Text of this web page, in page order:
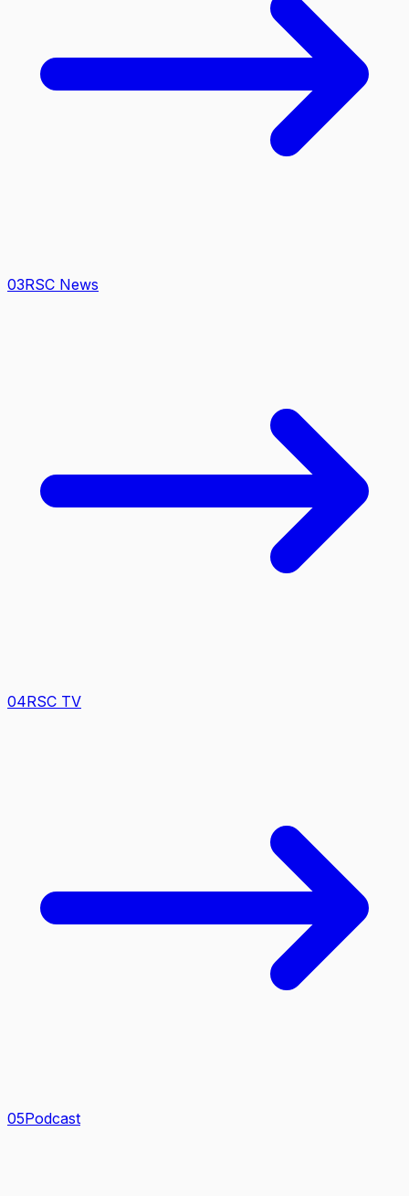
03RSC News
04RSC TV
05Podcast